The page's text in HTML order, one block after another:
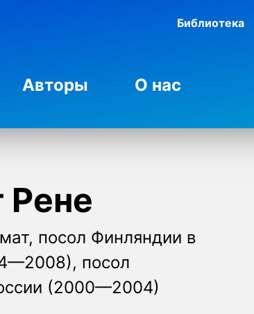
Библиотека
Авторы О нас
Рене
посол Финляндии в
посол
(2000—2004)